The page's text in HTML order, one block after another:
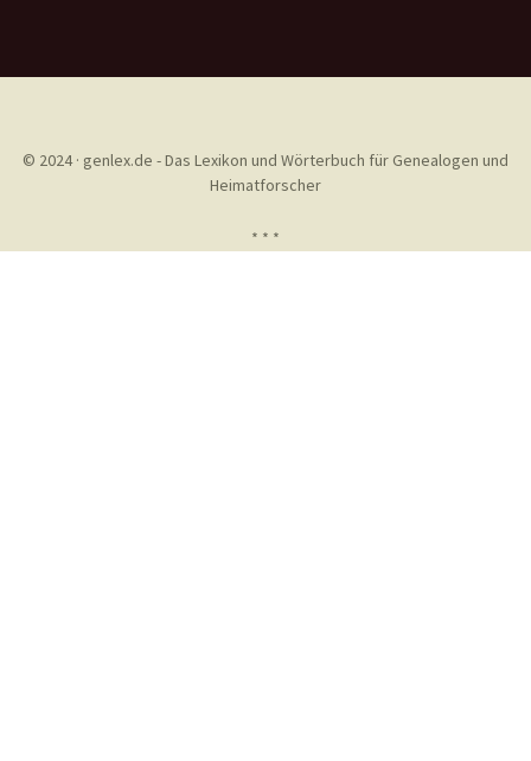
© 2024 · genlex.de - Das Lexikon und Wörterbuch für Genealogen und
Heimatforscher
* * *